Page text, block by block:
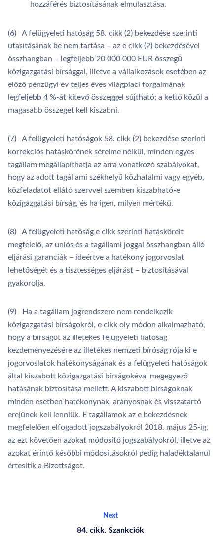
hozzáférés biztosításának elmulasztása.
(6) A felügyeleti hatóság 58. cikk (2) bekezdése szerinti
utasításának be nem tartása – az e cikk (2) bekezdésével
összhangban – legfeljebb 20 000 000 EUR összegű
közigazgatási bírsággal, illetve a vállalkozások esetében az
előző pénzügyi év teljes éves világpiaci forgalmának
legfeljebb 4 %-át kitevő összeggel sújtható; a kettő közül a
magasabb összeget kell kiszabni.
(7) A felügyeleti hatóságok 58. cikk (2) bekezdése szerinti
korrekciós hatáskörének sérelme nélkül, minden egyes
tagállam megállapíthatja az arra vonatkozó szabályokat,
hogy az adott tagállami székhelyű közhatalmi vagy egyéb,
közfeladatot ellátó szervvel szemben kiszabható-e
közigazgatási bírság, és ha igen, milyen mértékű.
(8) A felügyeleti hatóság e cikk szerinti hatásköreit
megfelelő, az uniós és a tagállami joggal összhangban álló
eljárási garanciák – ideértve a hatékony jogorvoslat
lehetőségét és a tisztességes eljárást – biztosításával
gyakorolja.
(9) Ha a tagállam jogrendszere nem rendelkezik
közigazgatási bírságokról, e cikk oly módon alkalmazható,
hogy a bírságot az illetékes felügyeleti hatóság
kezdeményezésére az illetékes nemzeti bíróság rója ki e
jogorvoslatok hatékonyságának és a felügyeleti hatóságok
által kiszabott közigazgatási bírságokéval megegyező
hatásának biztosítása mellett. A kiszabott bírságoknak
minden esetben hatékonynak, arányosnak és visszatartó
erejűnek kell lenniük. E tagállamok az e bekezdésnek
megfelelően elfogadott jogszabályokról 2018. május 25-ig,
az ezt követően azokat módosító jogszabályokról, illetve az
azokat érintő későbbi módosításokról pedig haladéktalanul
értesítik a Bizottságot.
Next
84. cikk. Szankciók